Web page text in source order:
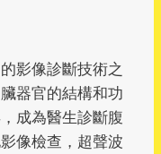
影像診斷技術之
器官的結構和功
成為醫生診斷腹
像檢查，超聲波